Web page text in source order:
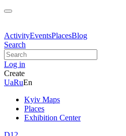
ActivityEventsPlacesBlog
Search
Log in
Create
UaRuEn
Kyiv Maps
Places
Exhibition Center